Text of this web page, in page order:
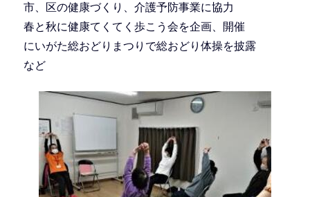
市、区の健康づくり、介護予防事業に協力
春と秋に健康てくてく歩こう会を企画、開催
にいがた総おどりまつりで総おどり体操を披露
など